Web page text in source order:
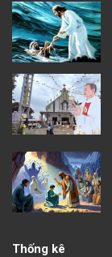
Thống kê